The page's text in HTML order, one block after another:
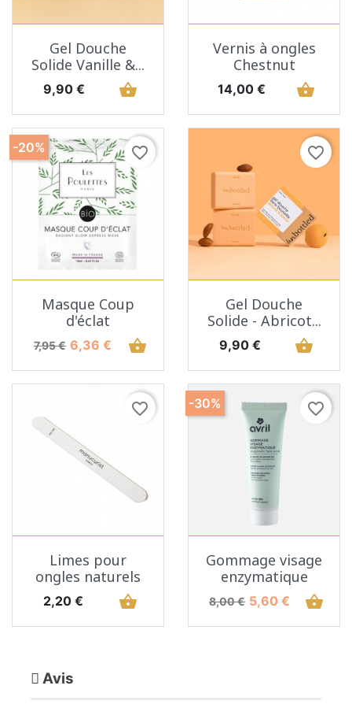
Gel Douche
Solide Vanille &...
Prix
9,90 € shopping_basket
Vernis à ongles
Chestnut
Prix
14,00 € shopping_basket
favorite_border
Masque Coup
d'éclat
Prix de base
7,95 € Prix
6,36 € shopping_basket
-20% favorite_border
Gel Douche
Solide - Abricot...
Prix
9,90 € shopping_basket
favorite_border
Limes pour
ongles naturels
Prix
2,20 € shopping_basket
favorite_border
Gommage visage
enzymatique
Prix de base
8,00 € Prix
5,60 € shopping_basket
-30%
Avis